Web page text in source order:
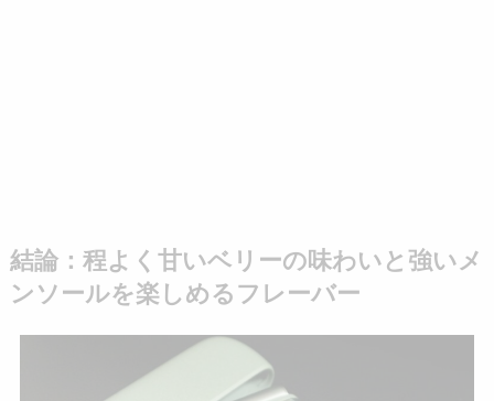
結論：程よく甘いベリーの味わいと強いメ
ンソールを楽しめるフレーバー